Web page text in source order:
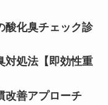
酸化臭チェック診
対処法【即効性重
改善アプローチ